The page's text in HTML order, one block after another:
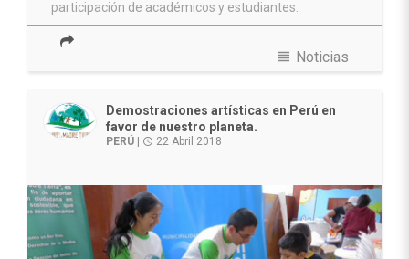
participación de académicos y estudiantes.
view_headline Noticias
Demostraciones artísticas en Perú en
favor de nuestro planeta.
PERÚ access_time 22 Abril 2018